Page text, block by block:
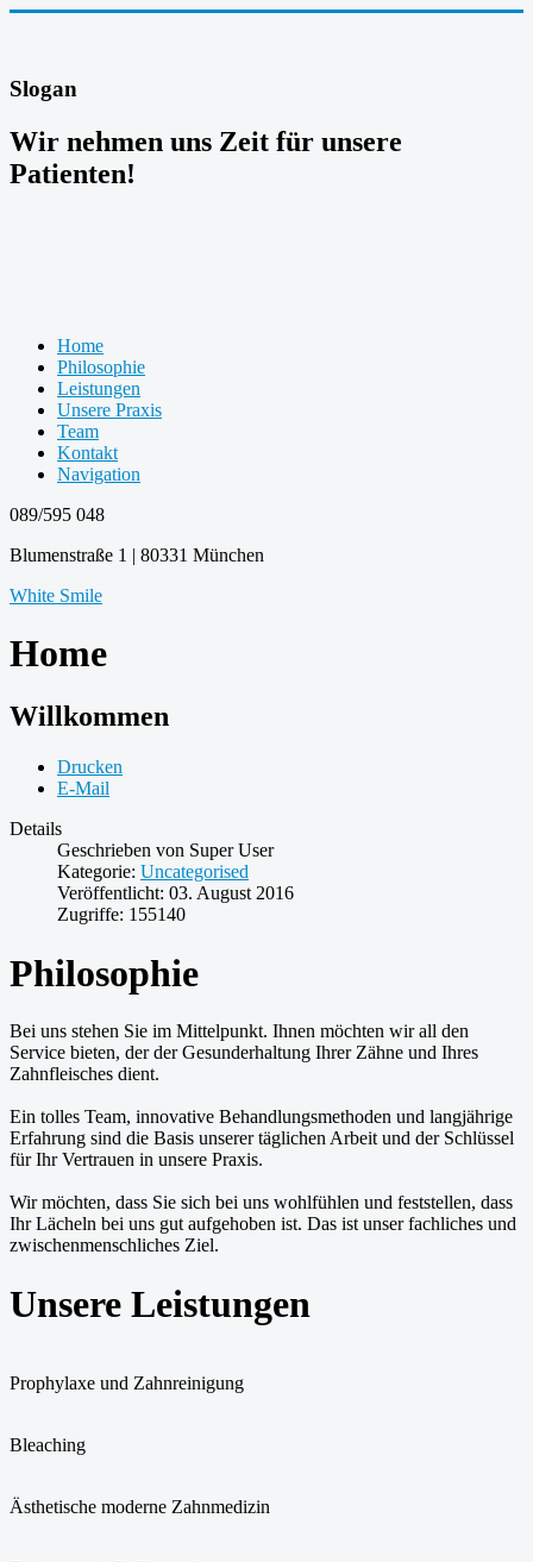
Slogan
Wir nehmen uns Zeit für unsere
Patienten!
Home
Philosophie
Leistungen
Unsere Praxis
Team
Kontakt
Navigation
089/595 048
Blumenstraße 1 | 80331 München
White Smile
Home
Willkommen
Drucken
E-Mail
Details
Geschrieben von Super User
Kategorie: Uncategorised
Veröffentlicht: 03. August 2016
Zugriffe: 155140
Philosophie
Bei uns stehen Sie im Mittelpunkt. Ihnen möchten wir all den
Service bieten, der der Gesunderhaltung Ihrer Zähne und Ihres
Zahnfleisches dient.
Ein tolles Team, innovative Behandlungsmethoden und langjährige
Erfahrung sind die Basis unserer täglichen Arbeit und der Schlüssel
für Ihr Vertrauen in unsere Praxis.
Wir möchten, dass Sie sich bei uns wohlfühlen und feststellen, dass
Ihr Lächeln bei uns gut aufgehoben ist. Das ist unser fachliches und
zwischenmenschliches Ziel.
Unsere Leistungen
Prophylaxe und Zahnreinigung
Bleaching
Ästhetische moderne Zahnmedizin